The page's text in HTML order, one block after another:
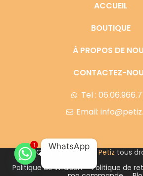
ACCUEIL
BOUTIQUE
À PROPOS DE
CONTACTEZ-
Tel :
Email:
Copyright © 2023 Petiz tous
Politique de livraison
Politique de
1 WhatsApp